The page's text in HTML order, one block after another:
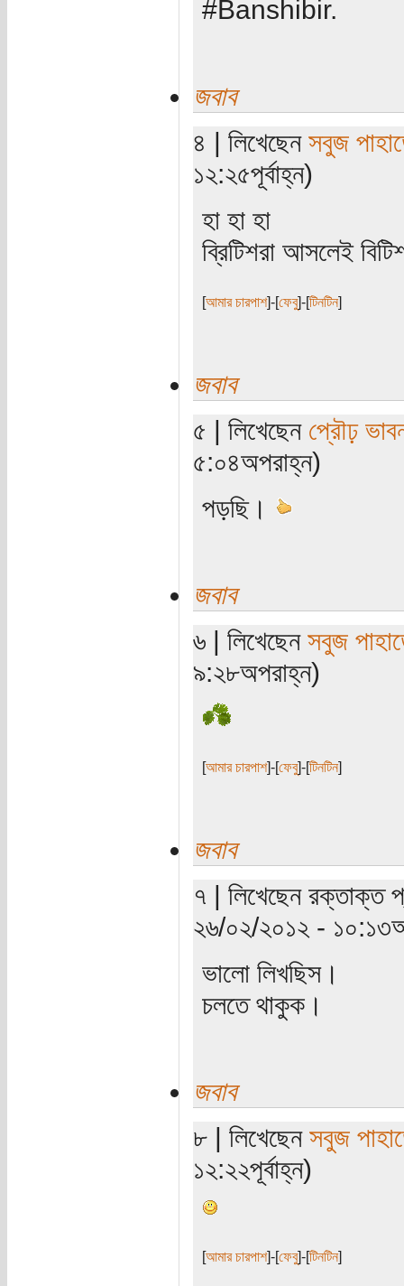
#Banshibir.
জবাব
৪ | লিখেছেন সবুজ
১২:২৫পূর্বাহ্ন)
হা হা হা
ব্রিটিশরা আসলেই
আমার চারপাশ]-[ ফেবু]-[ টিনটিন]
জবাব
৫ | লিখেছেন প্রৌঢ়
৫:০৪অপরাহ্ন)
পড়ছি।
জবাব
৬ | লিখেছেন সবুজ
৯:২৮অপরাহ্ন)
আমার চারপাশ]-[ ফেবু]-[ টিনটিন]
জবাব
৭ | লিখেছেন রক্তাক্ত
২৬/০২/২০১২ -
ভালো লিখছিস।
চলতে থাকুক।
জবাব
৮ | লিখেছেন সবুজ
১২:২২পূর্বাহ্ন)
আমার চারপাশ]-[ ফেবু]-[ টিনটিন]